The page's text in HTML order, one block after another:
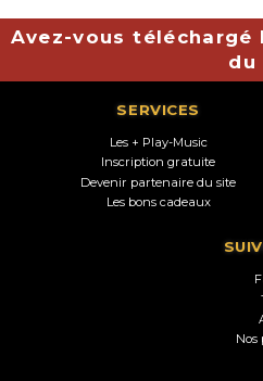
Avez-vous
du
SERVICES
Les + Play-Music
Inscription gratuite
Devenir partenaire du site
Les bons cadeaux
Nos